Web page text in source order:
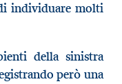
individuare molti
della sinistra
però una